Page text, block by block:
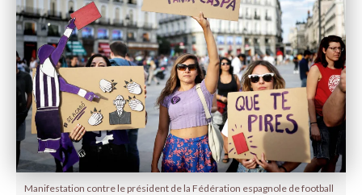
Manifestation contre le président de la Fédération espagnole de football